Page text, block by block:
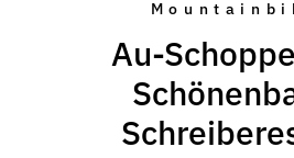
Au-